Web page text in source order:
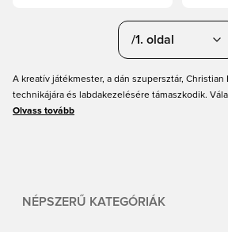
/1. oldal
A kreatív játékmester, a dán szupersztár, Christian
technikájára és labdakezelésére támaszkodik.
dizájnok közül, és emeld új szintre a játékodat.
Olvass tovább
NÉPSZERŰ KATEGÓRIÁK